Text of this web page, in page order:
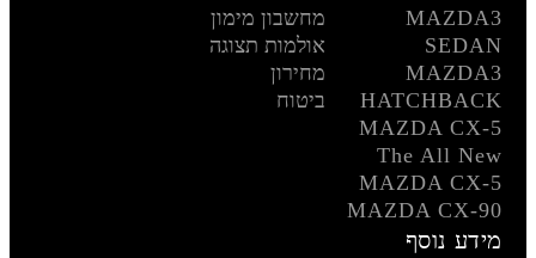
MAZDA3
SEDAN
MAZDA3
HATCHBACK
MAZDA CX-5
The All New
MAZDA CX-5
MAZDA CX-90
מחשבון מימון
אולמות תצוגה
מחירון
ביטוח
מידע נוסף